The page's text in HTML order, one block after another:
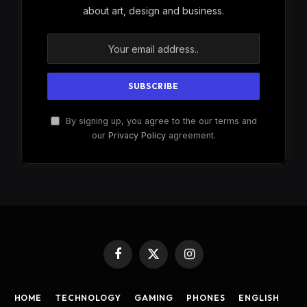
about art, design and business.
By signing up, you agree to the our terms and
our Privacy Policyagreement.
Facebook
X
(Twitter)
Instagram
HOME TECHNOLOGY GAMING PHONES ENGLISH